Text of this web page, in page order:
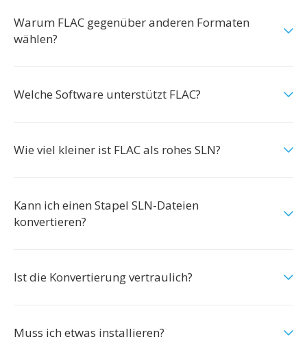
Warum FLAC gegenüber anderen Formaten
wählen?
Welche Software unterstützt FLAC?
Wie viel kleiner ist FLAC als rohes SLN?
Kann ich einen Stapel SLN-Dateien
konvertieren?
Ist die Konvertierung vertraulich?
Muss ich etwas installieren?